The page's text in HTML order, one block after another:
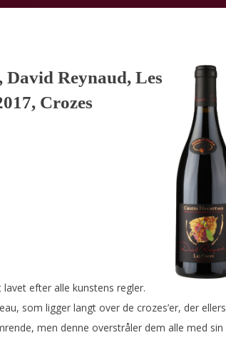
David Reynaud, Les
Crozes
efter alle kunstens regler.
som ligger langt over de crozes’er, der ellers
men denne overstråler dem alle med sin